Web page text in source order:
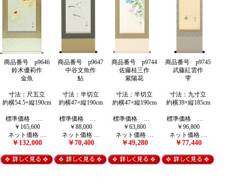
商品番号 p9646
鈴木優莉作
金魚
寸法：尺五立
約横54.5×縦190cm
標準価格 …
￥165,600
ネット価格 …
￥132,000
商品番号 p9647
中谷文魚作
鮎
寸法：半切立
約横47×縦190cm
標準価格 …
￥88,000
ネット価格 …
￥70,400
商品番号 p9744
佐藤桂三作
紫陽花
寸法：半切立
約横47×縦190cm
標準価格 …
￥63,800
ネット価格 …
￥49,280
商品番号 p9745
武藤紅雲作
雫
寸法：九寸立
約横39×縦185cm
標準価格 …
￥96,800
ネット価格 …
￥77,440